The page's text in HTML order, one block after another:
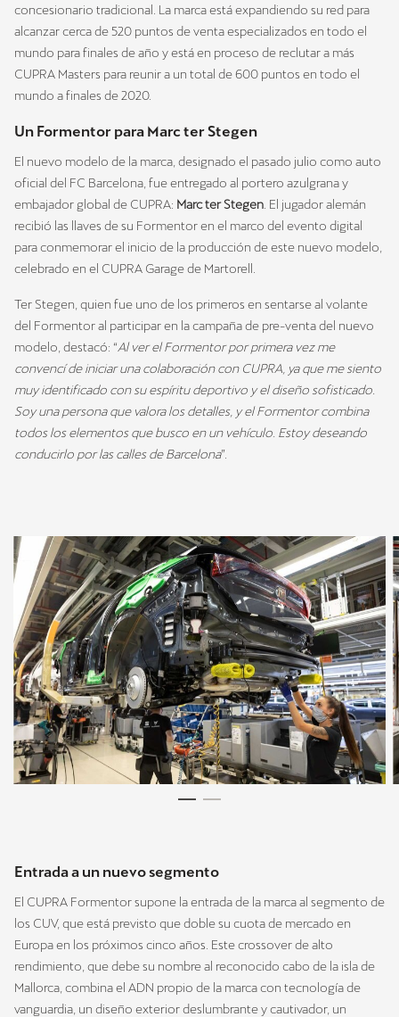
concesionario tradicional. La marca está expandiendo su red para
alcanzar cerca de 520 puntos de venta especializados en todo el
mundo para finales de año y está en proceso de reclutar a más
CUPRA Masters para reunir a un total de 600 puntos en todo el
mundo a finales de 2020.
Un Formentor para Marc ter Stegen
El nuevo modelo de la marca, designado el pasado julio como auto
oficial del FC Barcelona, fue entregado al portero azulgrana y
embajador global de CUPRA: Marc ter Stegen . El jugador alemán
recibió las llaves de su Formentor en el marco del evento digital
para conmemorar el inicio de la producción de este nuevo modelo,
celebrado en el CUPRA Garage de Martorell.
Ter Stegen, quien fue uno de los primeros en sentarse al volante
del Formentor al participar en la campaña de pre-venta del nuevo
modelo, destacó: “Al ver el Formentor por primera vez me
convencí de iniciar una colaboración con CUPRA, ya que me siento
muy identificado con su espíritu deportivo y el diseño sofisticado.
Soy una persona que valora los detalles, y el Formentor combina
todos los elementos que busco en un vehículo. Estoy deseando
conducirlo por las calles de Barcelona”.
Entrada a un nuevo segmento
El CUPRA Formentor supone la entrada de la marca al segmento de
los CUV, que está previsto que doble su cuota de mercado en
Europa en los próximos cinco años. Este crossover de alto
rendimiento, que debe su nombre al reconocido cabo de la isla de
Mallorca, combina el ADN propio de la marca con tecnología de
vanguardia, un diseño exterior deslumbrante y cautivador, un